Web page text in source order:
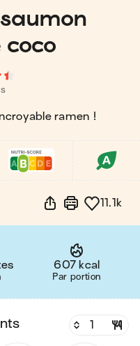
ramen !
11.1k
607 kcal
Par portion